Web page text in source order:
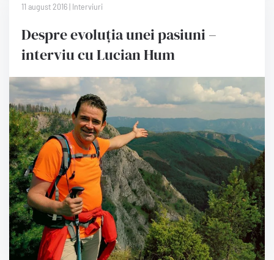
11 august 2016 | Interviuri
Despre evoluția unei pasiuni –
interviu cu Lucian Hum